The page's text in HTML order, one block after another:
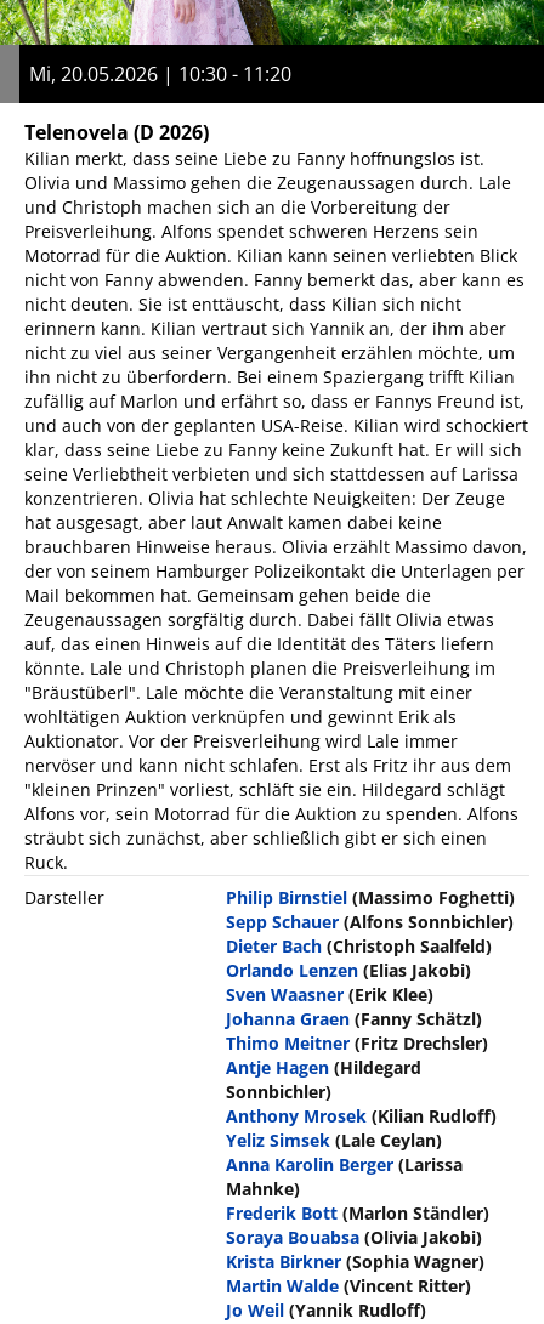
Mi, 20.05.2026 | 10:30 - 11:20
Telenovela (D 2026)
Kilian merkt, dass seine Liebe zu Fanny hoffnungslos ist.
Olivia und Massimo gehen die Zeugenaussagen durch. Lale
und Christoph machen sich an die Vorbereitung der
Preisverleihung. Alfons spendet schweren Herzens sein
Motorrad für die Auktion. Kilian kann seinen verliebten Blick
nicht von Fanny abwenden. Fanny bemerkt das, aber kann es
nicht deuten. Sie ist enttäuscht, dass Kilian sich nicht
erinnern kann. Kilian vertraut sich Yannik an, der ihm aber
nicht zu viel aus seiner Vergangenheit erzählen möchte, um
ihn nicht zu überfordern. Bei einem Spaziergang trifft Kilian
zufällig auf Marlon und erfährt so, dass er Fannys Freund ist,
und auch von der geplanten USA-Reise. Kilian wird schockiert
klar, dass seine Liebe zu Fanny keine Zukunft hat. Er will sich
seine Verliebtheit verbieten und sich stattdessen auf Larissa
konzentrieren. Olivia hat schlechte Neuigkeiten: Der Zeuge
hat ausgesagt, aber laut Anwalt kamen dabei keine
brauchbaren Hinweise heraus. Olivia erzählt Massimo davon,
der von seinem Hamburger Polizeikontakt die Unterlagen per
Mail bekommen hat. Gemeinsam gehen beide die
Zeugenaussagen sorgfältig durch. Dabei fällt Olivia etwas
auf, das einen Hinweis auf die Identität des Täters liefern
könnte. Lale und Christoph planen die Preisverleihung im
"Bräustüberl". Lale möchte die Veranstaltung mit einer
wohltätigen Auktion verknüpfen und gewinnt Erik als
Auktionator. Vor der Preisverleihung wird Lale immer
nervöser und kann nicht schlafen. Erst als Fritz ihr aus dem
"kleinen Prinzen" vorliest, schläft sie ein. Hildegard schlägt
Alfons vor, sein Motorrad für die Auktion zu spenden. Alfons
sträubt sich zunächst, aber schließlich gibt er sich einen
Ruck.
Darsteller
Philip Birnstiel (Massimo Foghetti)
Sepp Schauer (Alfons Sonnbichler)
Dieter Bach (Christoph Saalfeld)
Orlando Lenzen (Elias Jakobi)
Sven Waasner (Erik Klee)
Johanna Graen (Fanny Schätzl)
Thimo Meitner (Fritz Drechsler)
Antje Hagen (Hildegard
Sonnbichler)
Anthony Mrosek (Kilian Rudloff)
Yeliz Simsek (Lale Ceylan)
Anna Karolin Berger (Larissa
Mahnke)
Frederik Bott (Marlon Ständler)
Soraya Bouabsa (Olivia Jakobi)
Krista Birkner (Sophia Wagner)
Martin Walde (Vincent Ritter)
Jo Weil (Yannik Rudloff)